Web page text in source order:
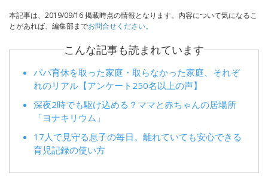
本記事は、2019/09/16 掲載時点の情報となります。内容について気になるこ
とがあれば、編集部までお問合せください。
こんな記事も読まれています
パパ育休を取った家庭・取らなかった家庭、それぞ
れのリアル【アンケート250名以上の声】
深夜2時でも駆け込める？ママと赤ちゃんの居場所
「ヨナキリウム」
17人で見守る息子の毎日。離れていても安心できる
育児記録の使い方